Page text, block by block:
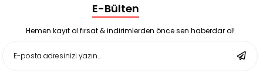
Enterogermina Family 5 ml 20 Flakon
Deep Flex Stres Azaltıcı ve Enerji Dengeleyici Topraklama
Matı Set 40x60 cm
Deep Flex Stres Azaltıcı ve Enerji Dengeleyici Topraklama
E-Bülten
Hemen kayıt ol fırsat & indirimlerden önce sen haberdar ol!